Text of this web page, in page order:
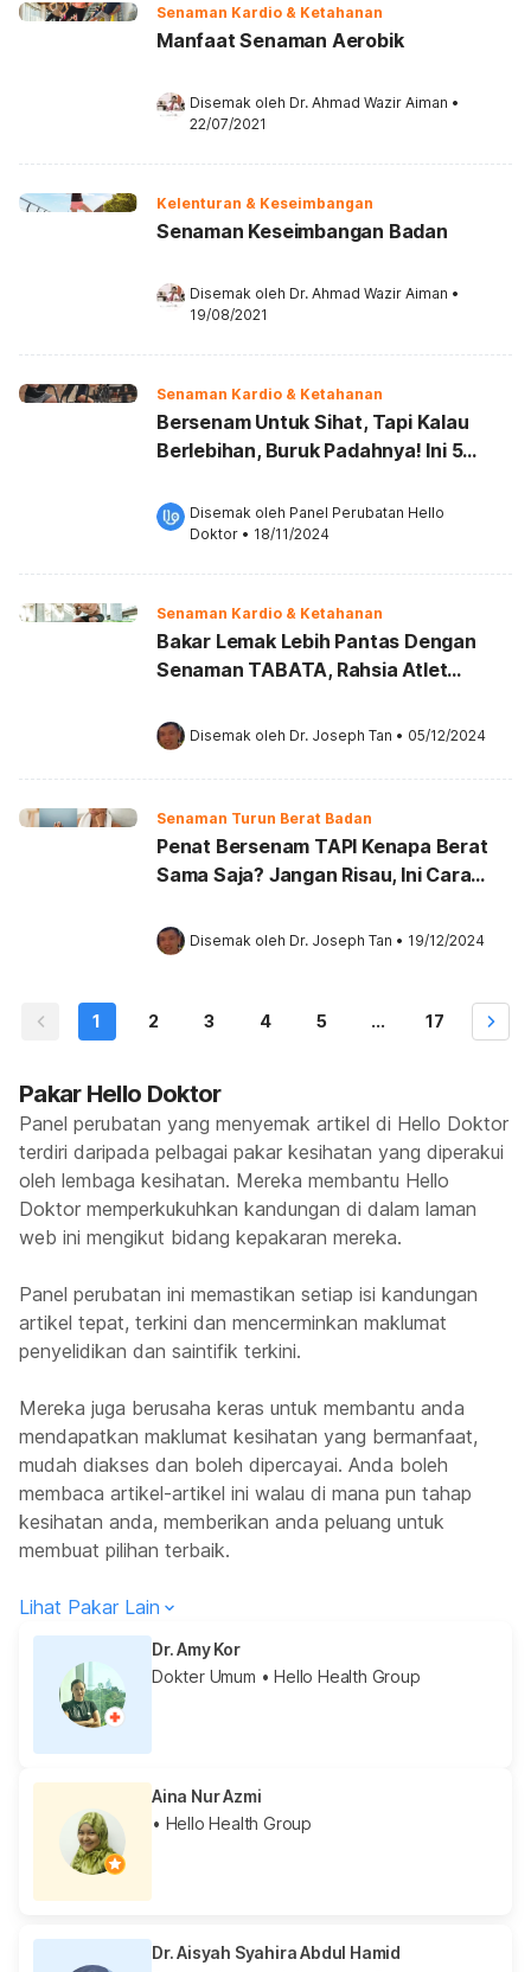
Senaman Kardio & Ketahanan
Manfaat Senaman Aerobik
Disemak oleh Dr. Ahmad Wazir Aiman •
22/07/2021
Kelenturan & Keseimbangan
Senaman Keseimbangan Badan
Disemak oleh Dr. Ahmad Wazir Aiman •
19/08/2021
Senaman Kardio & Ketahanan
Bersenam Untuk Sihat, Tapi Kalau
Berlebihan, Buruk Padahnya! Ini 5
Disemak oleh Panel Perubatan Hello
Doktor • 18/11/2024
Senaman Kardio & Ketahanan
Bakar Lemak Lebih Pantas Dengan
Senaman TABATA, Rahsia Atlet
Disemak oleh Dr. Joseph Tan • 05/12/2024
Senaman Turun Berat Badan
Penat Bersenam TAPI Kenapa Berat
Sama Saja? Jangan Risau, Ini Cara
Disemak oleh Dr. Joseph Tan • 19/12/2024
1 2 3 4 5 ... 17
Pakar Hello Doktor
Panel perubatan yang menyemak artikel di Hello Doktor
terdiri daripada pelbagai pakar kesihatan yang diperakui
oleh lembaga kesihatan. Mereka membantu Hello
Doktor memperkukuhkan kandungan di dalam laman
web ini mengikut bidang kepakaran mereka.
Panel perubatan ini memastikan setiap isi kandungan
artikel tepat, terkini dan mencerminkan maklumat
penyelidikan dan saintifik terkini.
Mereka juga berusaha keras untuk membantu anda
mendapatkan maklumat kesihatan yang bermanfaat,
mudah diakses dan boleh dipercayai. Anda boleh
membaca artikel-artikel ini walau di mana pun tahap
kesihatan anda, memberikan anda peluang untuk
membuat pilihan terbaik.
Lihat Pakar Lain
Dr. Amy Kor
Dokter Umum • Hello Health Group
Aina Nur Azmi
• Hello Health Group
Dr. Aisyah Syahira Abdul Hamid